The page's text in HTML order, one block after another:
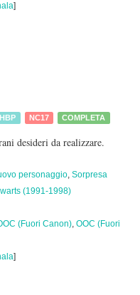
]
NC17 COMPLETA
desideri da realizzare.
personaggio, Sorpresa
(1991-1998)
(Fuori Canon), OOC (Fuori
]